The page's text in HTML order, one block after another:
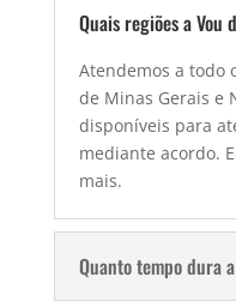
Quais regiões a Vou
Atendemos a todo
de Minas Gerais e
disponíveis para
mediante acordo.
mais.
Quanto tempo dura